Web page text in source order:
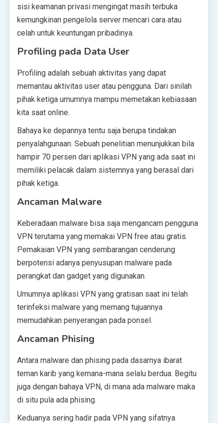
sisi keamanan privasi mengingat masih terbuka
kemungkinan pengelola server mencari cara atau
celah untuk keuntungan pribadinya.
Profiling pada Data User
Profiling adalah sebuah aktivitas yang dapat
memantau aktivitas user atau pengguna. Dari sinilah
pihak ketiga umumnya mampu memetakan kebiasaan
kita saat online.
Bahaya ke depannya tentu saja berupa tindakan
penyalahgunaan. Sebuah penelitian menunjukkan bila
hampir 70 persen dari aplikasi VPN yang ada saat ini
memiliki pelacak dalam sistemnya yang berasal dari
pihak ketiga.
Ancaman Malware
Keberadaan malware bisa saja mengancam pengguna
VPN terutama yang memakai VPN free atau gratis.
Pemakaian VPN yang sembarangan cenderung
berpotensi adanya penyusupan malware pada
perangkat dan gadget yang digunakan.
Umumnya aplikasi VPN yang gratisan saat ini telah
terinfeksi malware yang memang tujuannya
memudahkan penyerangan pada ponsel.
Ancaman Phising
Antara malware dan phising pada dasarnya ibarat
teman karib yang kemana-mana selalu berdua. Begitu
juga dengan bahaya VPN, di mana ada malware maka
di situ pula ada phising.
Keduanya sering hadir pada VPN yang sifatnya